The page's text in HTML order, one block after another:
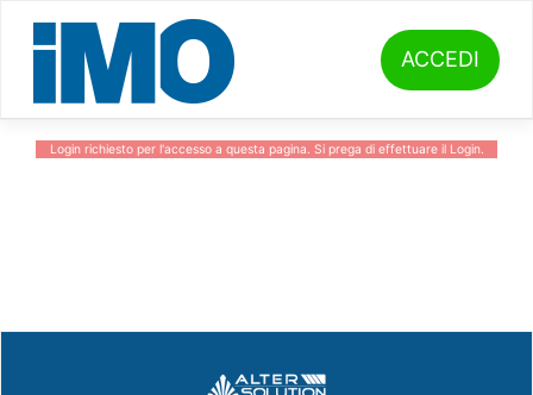
content
ACCEDI
Login richiesto per l'accesso a questa pagina. Si prega di effettuare il Login.